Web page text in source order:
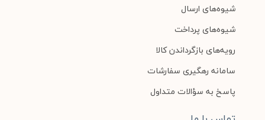
شیوه‌های ارسال
شیوه‌های پرداخت
رویه‌های بازگرداندن کالا
سامانه رهگیری سفارشات
پاسخ به سؤالات متداول